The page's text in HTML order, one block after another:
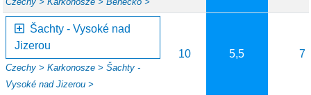
Šachty - Vysoké nad
Jizerou
Czechy >Karkonosze >Šachty -
Vysoké nad Jizerou >
10 5,5 7